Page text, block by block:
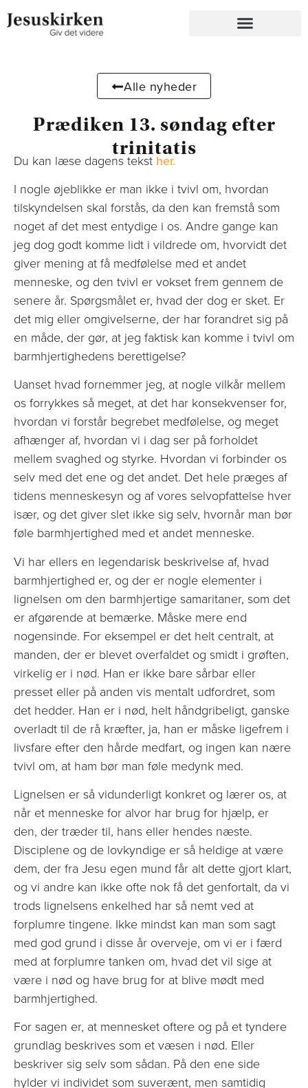
Alle nyheder
Prædiken 13. søndag efter
trinitatis
Du kan læse dagens tekst her.
I nogle øjeblikke er man ikke i tvivl om, hvordan
tilskyndelsen skal forstås, da den kan fremstå som
noget af det mest entydige i os. Andre gange kan
jeg dog godt komme lidt i vildrede om, hvorvidt det
giver mening at få medfølelse med et andet
menneske, og den tvivl er vokset frem gennem de
senere år. Spørgsmålet er, hvad der dog er sket. Er
det mig eller omgivelserne, der har forandret sig på
en måde, der gør, at jeg faktisk kan komme i tvivl om
barmhjertighedens berettigelse?
Uanset hvad fornemmer jeg, at nogle vilkår mellem
os forrykkes så meget, at det har konsekvenser for,
hvordan vi forstår begrebet medfølelse, og meget
afhænger af, hvordan vi i dag ser på forholdet
mellem svaghed og styrke. Hvordan vi forbinder os
selv med det ene og det andet. Det hele præges af
tidens menneskesyn og af vores selvopfattelse hver
især, og det giver slet ikke sig selv, hvornår man bør
føle barmhjertighed med et andet menneske.
Vi har ellers en legendarisk beskrivelse af, hvad
barmhjertighed er, og der er nogle elementer i
lignelsen om den barmhjertige samaritaner, som det
er afgørende at bemærke. Måske mere end
nogensinde. For eksempel er det helt centralt, at
manden, der er blevet overfaldet og smidt i grøften,
virkelig er i nød. Han er ikke bare sårbar eller
presset eller på anden vis mentalt udfordret, som
det hedder. Han er i nød, helt håndgribeligt, ganske
overladt til de rå kræfter, ja, han er måske ligefrem i
livsfare efter den hårde medfart, og ingen kan nære
tvivl om, at ham bør man føle medynk med.
Lignelsen er så vidunderligt konkret og lærer os, at
når et menneske for alvor har brug for hjælp, er
den, der træder til, hans eller hendes næste.
Disciplene og de lovkyndige er så heldige at være
dem, der fra Jesu egen mund får alt dette gjort klart,
og vi andre kan ikke ofte nok få det genfortalt, da vi
trods lignelsens enkelhed har så nemt ved at
forplumre tingene. Ikke mindst kan man som sagt
med god grund i disse år overveje, om vi er i færd
med at forplumre tanken om, hvad det vil sige at
være i nød og have brug for at blive mødt med
barmhjertighed.
For sagen er, at mennesket oftere og på et tyndere
grundlag beskrives som et væsen i nød. Eller
beskriver sig selv som sådan. På den ene side
hylder vi individet som suverænt, men samtidig